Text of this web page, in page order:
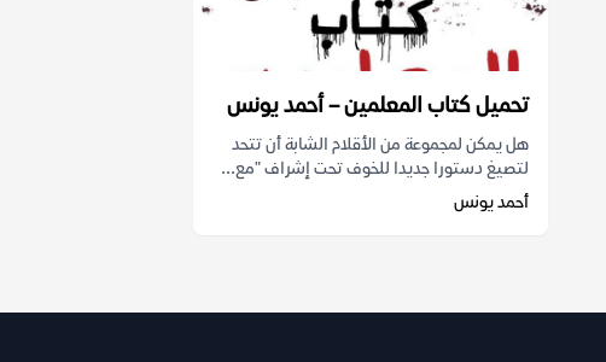
تحميل كتاب المعلمين – أحمد يونس
هل يمكن لمجموعة من الأقلام الشابة أن تتحد
لتصيغ دستورا جديدا للخوف تحت إشراف "مع...
أحمد يونس